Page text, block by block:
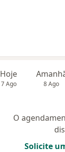
Hoje
7 Ago 8 Ago
O
Solicite